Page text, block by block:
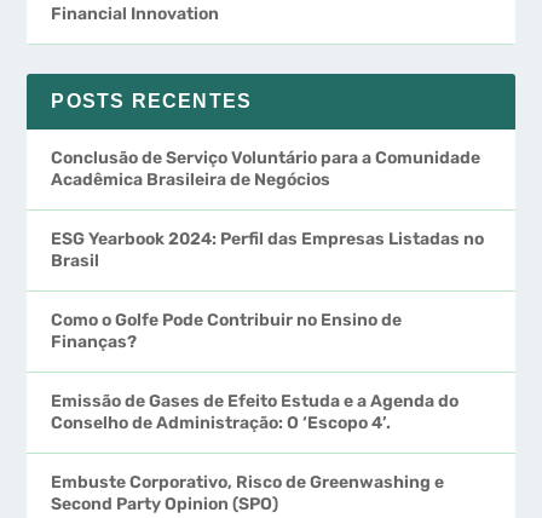
Financial Innovation
POSTS RECENTES
Conclusão de Serviço Voluntário para a Comunidade
Acadêmica Brasileira de Negócios
ESG Yearbook 2024: Perfil das Empresas Listadas no
Brasil
Como o Golfe Pode Contribuir no Ensino de
Finanças?
Emissão de Gases de Efeito Estuda e a Agenda do
Conselho de Administração: O ‘Escopo 4’.
Embuste Corporativo, Risco de Greenwashing e
Second Party Opinion (SPO)